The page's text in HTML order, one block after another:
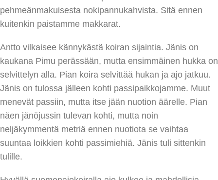
pehmeänmakuisesta nokipannukahvista. Sitä ennen
kuitenkin paistamme makkarat.
Antto vilkaisee kännykästä koiran sijaintia. Jänis on
kaukana Pimu perässään, mutta ensimmäinen hukka on
selvittelyn alla. Pian koira selvittää hukan ja ajo jatkuu.
Jänis on tulossa jälleen kohti passipaikkojamme. Muut
menevät passiin, mutta itse jään nuotion äärelle. Pian
näen jänöjussin tulevan kohti, mutta noin
neljäkymmentä metriä ennen nuotiota se vaihtaa
suuntaa loikkien kohti passimiehiä. Jänis tuli sittenkin
tulille.